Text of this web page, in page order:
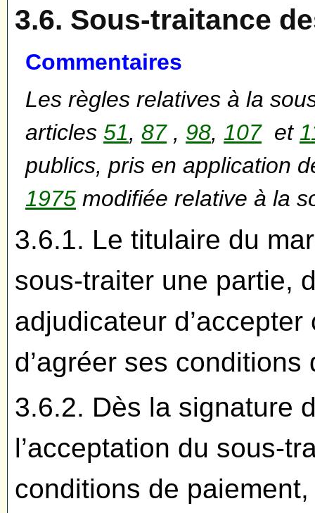
3.6. Sous-traitance
Commentaires
Les règles relatives à la
articles 51, 87, 98, 107et
publics, pris en application
1975 modifiée relative à la
3.6.1. Le titulaire du
sous-traiter une partie,
adjudicateur
d’agréer ses conditions
3.6.2. Dès la signature
l’acceptation du sous-
conditions de